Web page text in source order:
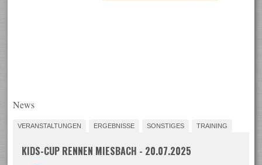
News
VERANSTALTUNGEN ERGEBNISSE SONSTIGES TRAINING
KIDS-CUP RENNEN MIESBACH - 20.07.2025